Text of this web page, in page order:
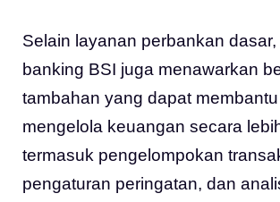
Selain layanan perbankan dasar,
banking BSI juga menawarkan
tambahan yang dapat
mengelola keuangan secara
termasuk pengelompokan
pengaturan peringatan, dan